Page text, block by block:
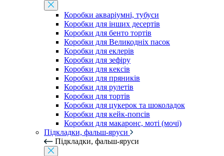
Коробки акваріумні, тубуси
Коробки для інших десертів
Коробки для бенто тортів
Коробки для Великодніх пасок
Коробки для еклерів
Коробки для зефіру
Коробки для кексів
Коробки для пряників
Коробки для рулетів
Коробки для тортів
Коробки для цукерок та шоколадок
Коробки для кейк-попсів
Коробки для макаронс, моті (мочі)
Підкладки, фальш-яруси
Підкладки, фальш-яруси